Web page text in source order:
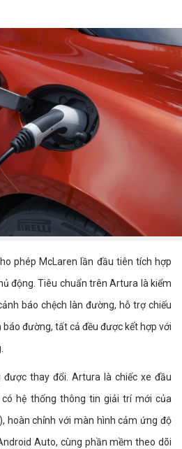
phép McLaren lần đầu tiên tích hợp
động. Tiêu chuẩn trên Artura là kiểm
báo chệch làn đường, hỗ trợ chiếu
đường, tất cả đều được kết hợp với
thay đổi. Artura là chiếc xe đầu
hệ thống thông tin giải trí mới của
hoàn chỉnh với màn hình cảm ứng độ
Auto, cùng phần mềm theo dõi